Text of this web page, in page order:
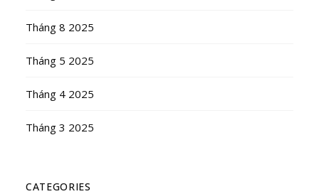
Tháng 8 2025
Tháng 5 2025
Tháng 4 2025
Tháng 3 2025
CATEGORIES